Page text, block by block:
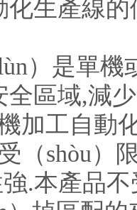
化生產線的
）是單
全區域,減
加工自動
（shòu）
.本產品